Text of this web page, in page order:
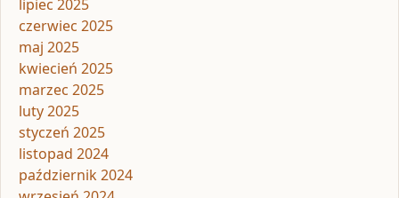
lipiec 2025
czerwiec 2025
maj 2025
kwiecień 2025
marzec 2025
luty 2025
styczeń 2025
listopad 2024
październik 2024